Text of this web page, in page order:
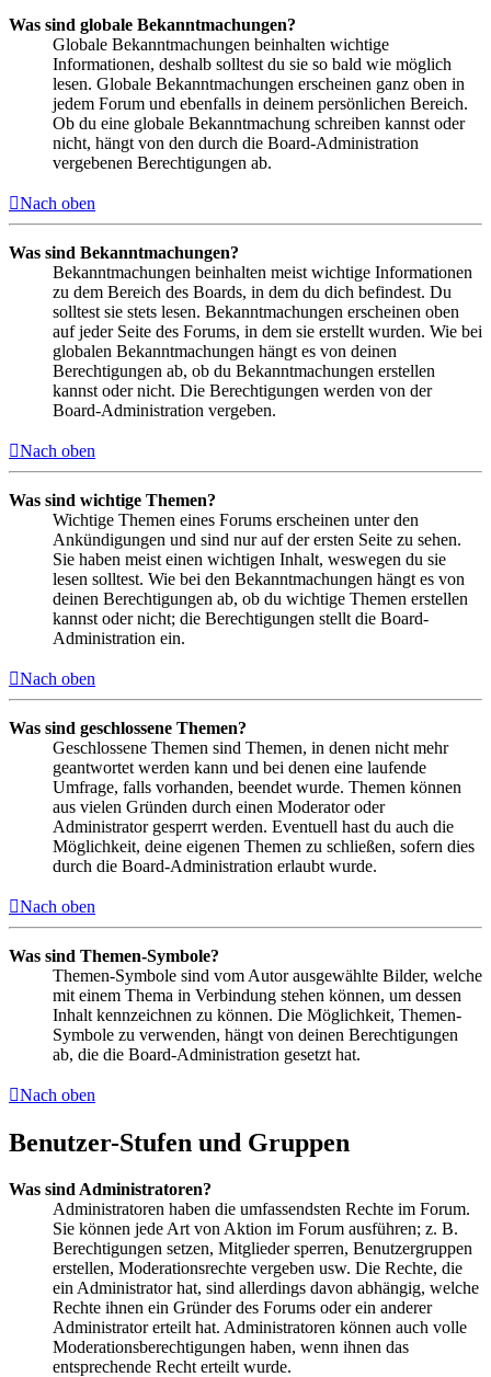
Was sind globale Bekanntmachungen?
Globale Bekanntmachungen beinhalten wichtige
Informationen, deshalb solltest du sie so bald wie möglich
lesen. Globale Bekanntmachungen erscheinen ganz oben in
jedem Forum und ebenfalls in deinem persönlichen Bereich.
Ob du eine globale Bekanntmachung schreiben kannst oder
nicht, hängt von den durch die Board-Administration
vergebenen Berechtigungen ab.
Nach oben
Was sind Bekanntmachungen?
Bekanntmachungen beinhalten meist wichtige Informationen
zu dem Bereich des Boards, in dem du dich befindest. Du
solltest sie stets lesen. Bekanntmachungen erscheinen oben
auf jeder Seite des Forums, in dem sie erstellt wurden. Wie bei
globalen Bekanntmachungen hängt es von deinen
Berechtigungen ab, ob du Bekanntmachungen erstellen
kannst oder nicht. Die Berechtigungen werden von der
Board-Administration vergeben.
Nach oben
Was sind wichtige Themen?
Wichtige Themen eines Forums erscheinen unter den
Ankündigungen und sind nur auf der ersten Seite zu sehen.
Sie haben meist einen wichtigen Inhalt, weswegen du sie
lesen solltest. Wie bei den Bekanntmachungen hängt es von
deinen Berechtigungen ab, ob du wichtige Themen erstellen
kannst oder nicht; die Berechtigungen stellt die Board-
Administration ein.
Nach oben
Was sind geschlossene Themen?
Geschlossene Themen sind Themen, in denen nicht mehr
geantwortet werden kann und bei denen eine laufende
Umfrage, falls vorhanden, beendet wurde. Themen können
aus vielen Gründen durch einen Moderator oder
Administrator gesperrt werden. Eventuell hast du auch die
Möglichkeit, deine eigenen Themen zu schließen, sofern dies
durch die Board-Administration erlaubt wurde.
Nach oben
Was sind Themen-Symbole?
Themen-Symbole sind vom Autor ausgewählte Bilder, welche
mit einem Thema in Verbindung stehen können, um dessen
Inhalt kennzeichnen zu können. Die Möglichkeit, Themen-
Symbole zu verwenden, hängt von deinen Berechtigungen
ab, die die Board-Administration gesetzt hat.
Nach oben
Benutzer-Stufen und Gruppen
Was sind Administratoren?
Administratoren haben die umfassendsten Rechte im Forum.
Sie können jede Art von Aktion im Forum ausführen; z. B.
Berechtigungen setzen, Mitglieder sperren, Benutzergruppen
erstellen, Moderationsrechte vergeben usw. Die Rechte, die
ein Administrator hat, sind allerdings davon abhängig, welche
Rechte ihnen ein Gründer des Forums oder ein anderer
Administrator erteilt hat. Administratoren können auch volle
Moderationsberechtigungen haben, wenn ihnen das
entsprechende Recht erteilt wurde.